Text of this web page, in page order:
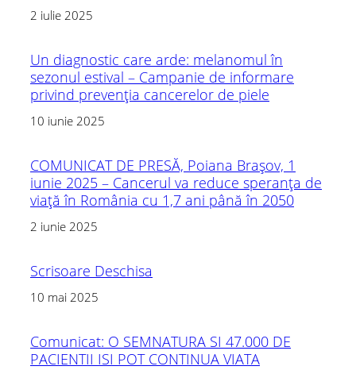
2 iulie 2025
Un diagnostic care arde: melanomul în
sezonul estival – Campanie de informare
privind prevenția cancerelor de piele
10 iunie 2025
COMUNICAT DE PRESĂ, Poiana Brașov, 1
iunie 2025 – Cancerul va reduce speranța de
viață în România cu 1,7 ani până în 2050
2 iunie 2025
Scrisoare Deschisa
10 mai 2025
Comunicat: O SEMNATURA SI 47.000 DE
PACIENTII ISI POT CONTINUA VIATA